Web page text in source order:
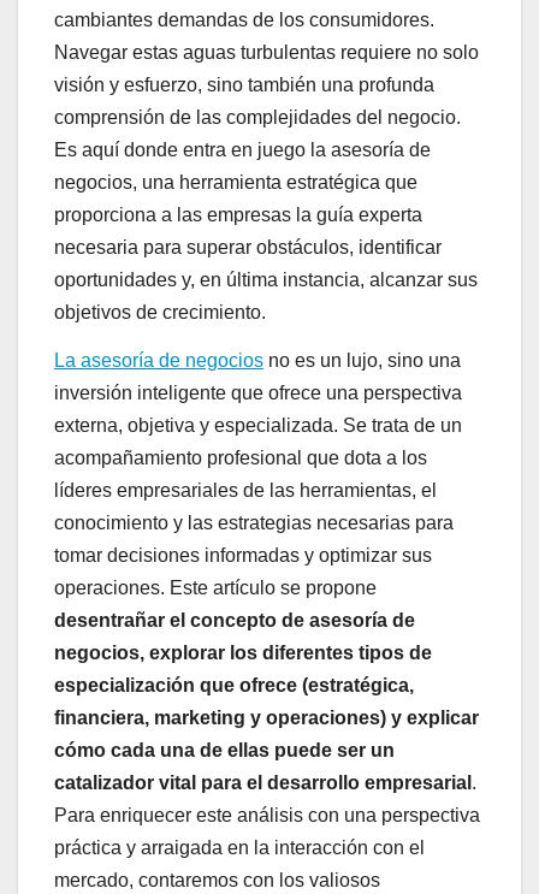
cambiantes demandas de los consumidores.
Navegar estas aguas turbulentas requiere no solo
visión y esfuerzo, sino también una profunda
comprensión de las complejidades del negocio.
Es aquí donde entra en juego la asesoría de
negocios, una herramienta estratégica que
proporciona a las empresas la guía experta
necesaria para superar obstáculos, identificar
oportunidades y, en última instancia, alcanzar sus
objetivos de crecimiento.
La asesoría de negocios no es un lujo, sino una
inversión inteligente que ofrece una perspectiva
externa, objetiva y especializada. Se trata de un
acompañamiento profesional que dota a los
líderes empresariales de las herramientas, el
conocimiento y las estrategias necesarias para
tomar decisiones informadas y optimizar sus
operaciones. Este artículo se propone
desentrañar el concepto de asesoría de
negocios, explorar los diferentes tipos de
especialización que ofrece (estratégica,
financiera, marketing y operaciones) y explicar
cómo cada una de ellas puede ser un
catalizador vital para el desarrollo empresarial .
Para enriquecer este análisis con una perspectiva
práctica y arraigada en la interacción con el
mercado, contaremos con los valiosos